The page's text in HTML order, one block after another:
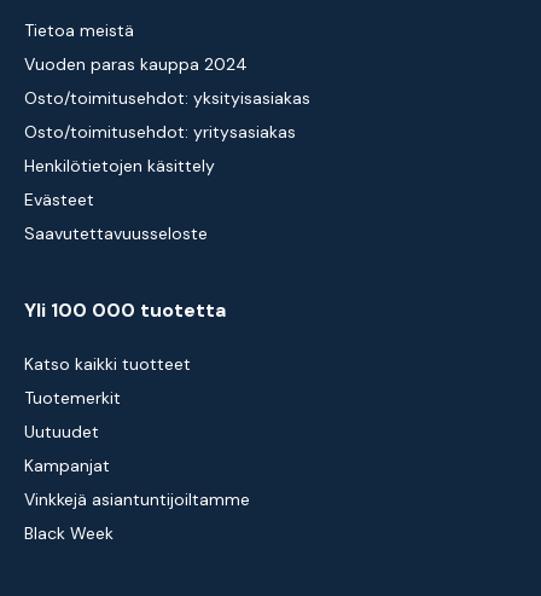
Tietoa meistä
Vuoden paras kauppa 2024
Osto/toimitusehdot: yksityisasiakas
Osto/toimitusehdot: yritysasiakas
Henkilötietojen käsittely
Evästeet
Saavutettavuusseloste
Yli 100 000 tuotetta
Katso kaikki tuotteet
Tuotemerkit
Uutuudet
Kampanjat
Vinkkejä asiantuntijoiltamme
Black Week